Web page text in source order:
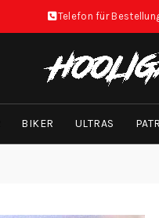
Telefon für
BIKER ULTRAS